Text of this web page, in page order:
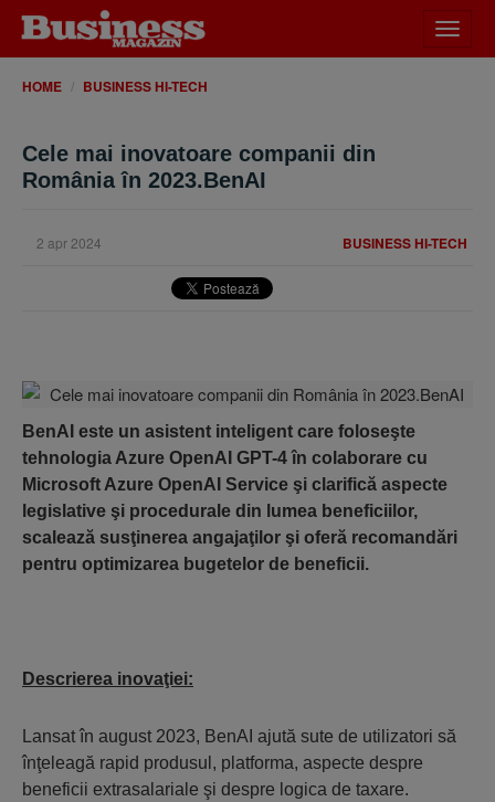
meniu
HOME BUSINESS HI-TECH
Cele mai inovatoare companii din
România în 2023.BenAI
BUSINESS HI-TECH
2 apr 2024
BenAI este un asistent inteligent care foloseşte
tehnologia Azure OpenAI GPT-4 în colaborare cu
Microsoft Azure OpenAI Service şi clarifică aspecte
legislative şi procedurale din lumea beneficiilor,
scalează susţinerea angajaţilor şi oferă recomandări
pentru optimizarea bugetelor de beneficii.
Descrierea inovaţiei:
Lansat în august 2023, BenAI ajută sute de utilizatori să
înţeleagă rapid produsul, platforma, aspecte despre
beneficii extrasalariale şi despre logica de taxare.